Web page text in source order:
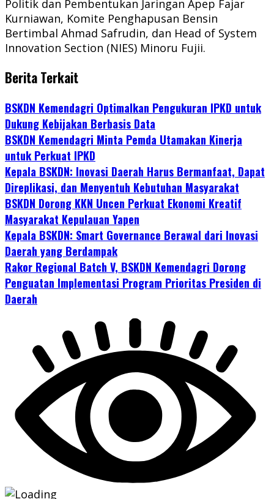
Politik dan Pembentukan Jaringan Apep Fajar
Kurniawan, Komite Penghapusan Bensin
Bertimbal Ahmad Safrudin, dan Head of System
Innovation Section (NIES) Minoru Fujii.
Berita Terkait
BSKDN Kemendagri Optimalkan Pengukuran IPKD untuk
Dukung Kebijakan Berbasis Data
BSKDN Kemendagri Minta Pemda Utamakan Kinerja
untuk Perkuat IPKD
Kepala BSKDN: Inovasi Daerah Harus Bermanfaat, Dapat
Direplikasi, dan Menyentuh Kebutuhan Masyarakat
BSKDN Dorong KKN Uncen Perkuat Ekonomi Kreatif
Masyarakat Kepulauan Yapen
Kepala BSKDN: Smart Governance Berawal dari Inovasi
Daerah yang Berdampak
Rakor Regional Batch V, BSKDN Kemendagri Dorong
Penguatan Implementasi Program Prioritas Presiden di
Daerah